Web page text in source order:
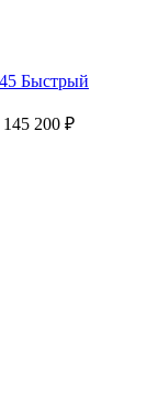
Быстрый
145 200 ₽